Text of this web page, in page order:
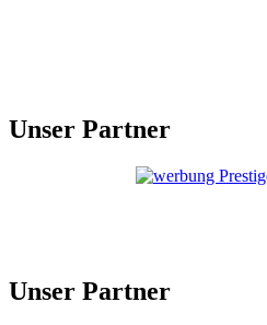
Unser Partner
Unser Partner